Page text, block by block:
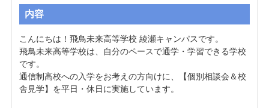
内容
こんにちは！飛鳥未来高等学校 綾瀬キャンパスです。
飛鳥未来高等学校は、自分のペースで通学・学習できる学校
です。
通信制高校への入学をお考えの方向けに、【個別相談会＆校
舎見学】を平日・休日に実施しています。